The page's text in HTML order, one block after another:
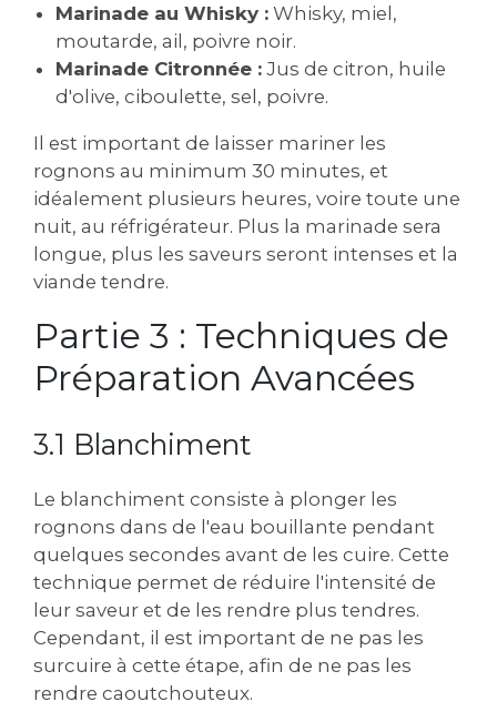
Marinade au Whisky : Whisky, miel,
moutarde, ail, poivre noir.
Marinade Citronnée : Jus de citron, huile
d'olive, ciboulette, sel, poivre.
Il est important de laisser mariner les
rognons au minimum 30 minutes, et
idéalement plusieurs heures, voire toute une
nuit, au réfrigérateur. Plus la marinade sera
longue, plus les saveurs seront intenses et la
viande tendre.
Partie 3 : Techniques de
Préparation Avancées
3.1 Blanchiment
Le blanchiment consiste à plonger les
rognons dans de l'eau bouillante pendant
quelques secondes avant de les cuire. Cette
technique permet de réduire l'intensité de
leur saveur et de les rendre plus tendres.
Cependant, il est important de ne pas les
surcuire à cette étape, afin de ne pas les
rendre caoutchouteux.